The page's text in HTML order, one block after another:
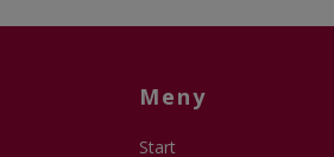
Meny
Start